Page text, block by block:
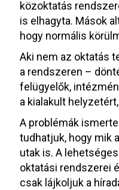
közoktatás
is elhagyta. Mások
hogy normális
Aki nem az oktatás
a rendszeren –
felügyelők,
a kialakult
A problémák
tudhatjuk, hogy mik
utak is. A
oktatási rendszerei
csak lájkoljuk a